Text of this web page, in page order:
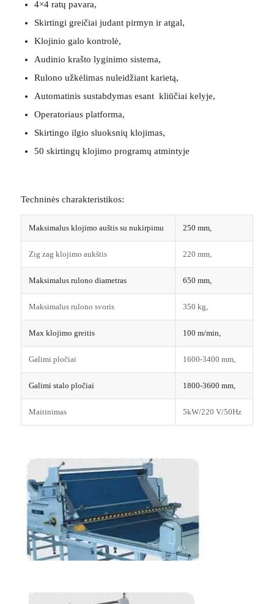
4×4 ratų pavara,
Skirtingi greičiai judant pirmyn ir atgal,
Klojinio galo kontrolė,
Audinio krašto lyginimo sistema,
Rulono užkėlimas nuleidžiant karietą,
Automatinis sustabdymas esant kliūčiai kelyje,
Operatoriaus platforma,
Skirtingo ilgio sluoksnių klojimas,
50 skirtingų klojimo programų atmintyje
Techninės charakteristikos:
Maksimalus klojimo auštis su nukirpimu 250 mm,
Zig zag klojimo aukštis 220 mm,
Maksimalus rulono diametras 650 mm,
Maksimalus rulono svoris 350 kg,
Max klojimo greitis 100 m/min,
Galimi pločiai 1600-3400 mm,
Galimi stalo pločiai 1800-3600 mm,
Maitinimas 5kW/220 V/50Hz